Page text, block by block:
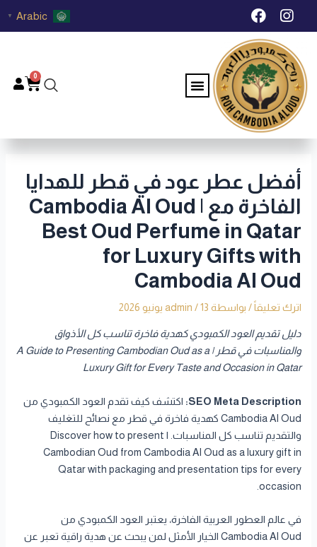
تخطي I
n
s
t
a
g
r
a
m
F
a
c
e
b
o
o
k
Arabic
▼
Menu
0
أفضل عطر عود في قطر للهدايا
الفاخرة مع Cambodia Al Oud |
Best Oud Perfume in Qatar
for Luxury Gifts with
Cambodia Al Oud
اترك تعليقاً / بواسطة admin /13 يونيو 2026
دليل تقديم العود الكمبودي كهدية فاخرة تناسب كل الأذواق
والمناسبات في قطر | A Guide to Presenting Cambodian Oud as a
Luxury Gift for Every Taste and Occasion in Qatar
SEO Meta Description: اكتشف كيف تقدم العود الكمبودي من
Cambodia Al Oud كهدية فاخرة في قطر مع نصائح للتغليف
والتقديم تناسب كل المناسبات. | Discover how to present
Cambodian Oud from Cambodia Al Oud as a luxury gift in
Qatar with packaging and presentation tips for every
occasion.
في عالم العطور العربية الفاخرة، يعتبر العود الكمبودي من
Cambodia Al Oud الخيار الأمثل لمن يبحث عن هدية راقية تعبر عن
Post
navigation